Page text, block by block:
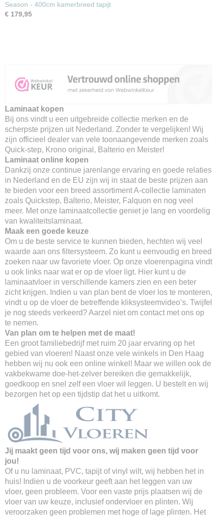
Season - 400cm kamerbreed tapijt
€ 179,95
Laminaat kopen
Bij ons vindt u een uitgebreide collectie merken en de
scherpste prijzen uit Nederland. Zonder te vergelijken! Wij
zijn officieel dealer van vele toonaangevende merken zoals
Quick-step, Krono original, Balterio en Meister!
Laminaat online kopen
Dankzij onze continue jarenlange ervaring en goede relaties
in Nederland en de EU zijn wij in staat de beste prijzen aan
te bieden voor een breed assortiment A-collectie laminaten
zoals Quickstep, Balterio, Meister, Falquon en nog veel
meer. Met onze laminaatcollectie geniet je lang en voordelig
van kwaliteitslaminaat.
Maak een goede keuze
Om u de beste service te kunnen bieden, hechten wij veel
waarde aan ons filtersysteem. Zo kunt u eenvoudig en breed
zoeken naar uw favoriete vloer. Op onze vloerenpagina vindt
u ook links naar wat er op de vloer ligt. Hier kunt u de
laminaatvloer in verschillende kamers zien en een beter
zicht krijgen. Indien u van plan bent de vloer los te monteren,
vindt u op de vloer de betreffende kliksysteemvideo’s. Twijfel
je nog steeds verkeerd? Aarzel niet om contact met ons op
te nemen.
Van plan om te helpen met de maat!
Een groot familiebedrijf met ruim 20 jaar ervaring op het
gebied van vloeren! Naast onze vele winkels in Den Haag
hebben wij nu ook een online winkel! Maar we willen ook de
vakbekwame doe-het-zelver bereiken die gemakkelijk,
goedkoop en snel zelf een vloer wil leggen. U bestelt en wij
bezorgen het op een tijdstip dat het u uitkomt.
Jij maakt geen tijd voor ons, wij maken geen tijd voor
jou!
Of u nu laminaat, PVC, tapijt of vinyl wilt, wij hebben het in
huis! Indien u de voorkeur geeft aan het leggen van uw
vloer, geen probleem. Voor een vaste prijs plaatsen wij de
vloer van uw keuze, inclusief ondervloer en plinten. Wij
veroorzaken geen problemen met hoge of lage plinten. Het